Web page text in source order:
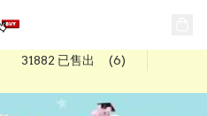
31882 已售出 (6)